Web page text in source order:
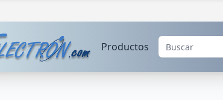
Productos